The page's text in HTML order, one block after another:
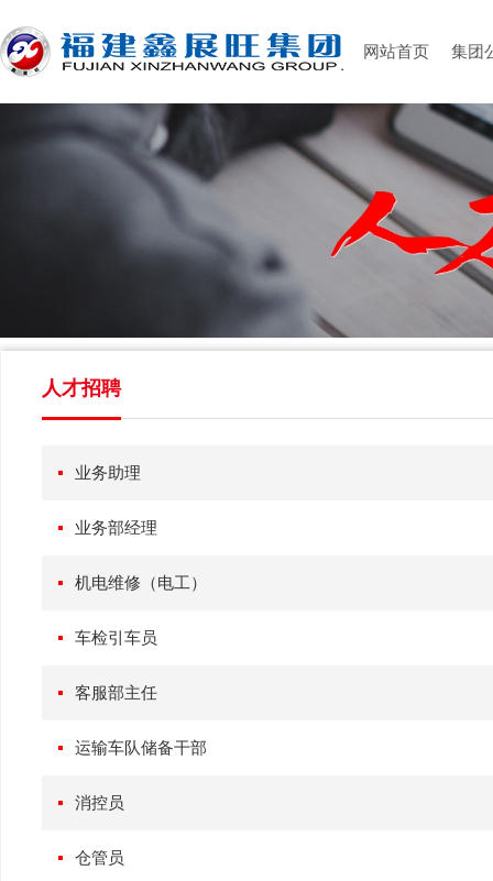
网站首页 集团
人才招聘
业务助理
业务部经理
机电维修（电工）
车检引车员
客服部主任
运输车队储备干部
消控员
仓管员